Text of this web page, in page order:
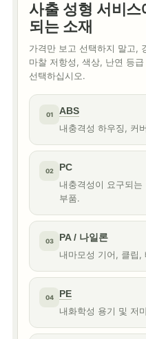
사출 성형 서비
되는 소재
가격만 보고 선택하지 말고,
마찰 저항성, 색상, 난연 등
선택하십시오.
01
ABS
내충격성 하우징, 커
02
PC
내충격성이 요구되
부품.
03
PA / 나일론
내마모성 기어, 클립,
04
PE
내화학성 용기 및 저